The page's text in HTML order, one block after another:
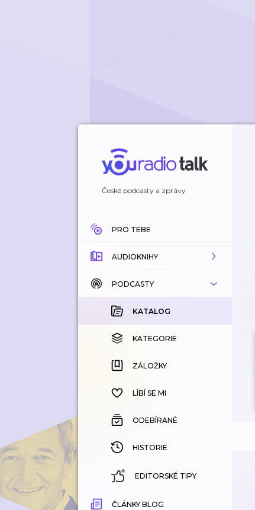
České podcasty a zprávy
PRO TEBE
AUDIOKNIHY
KATALOG
KOUPENÉ
KATEGORIE
ZÁLOŽKY
HISTORIE
PODCASTY
KATALOG
KATEGORIE
ZÁLOŽKY
LÍBÍ SE MI
ODEBÍRANÉ
HISTORIE
EDITORSKÉ TIPY
ČLÁNKY BLOG